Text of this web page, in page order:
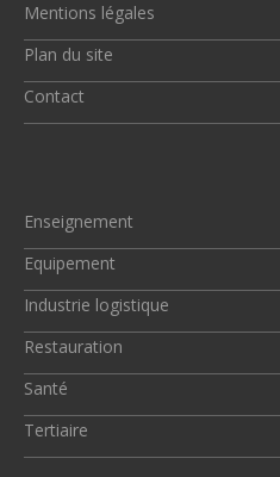
Mentions légales
Plan du site
Contact
Enseignement
Equipement
Industrie logistique
Restauration
Santé
Tertiaire